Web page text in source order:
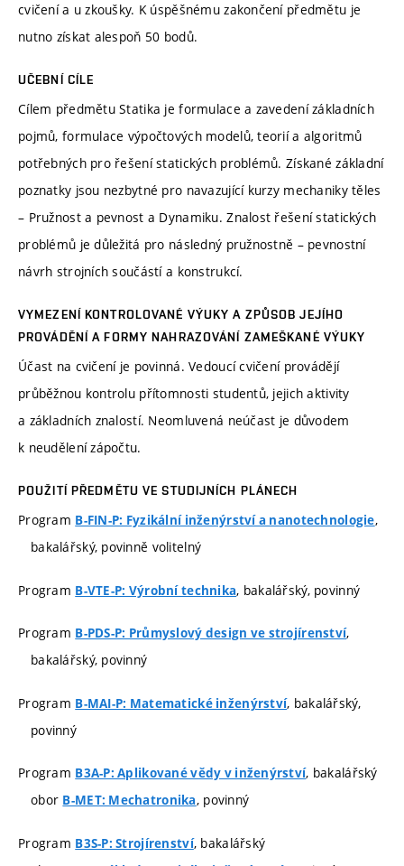
cvičení a u zkoušky. K úspěšnému zakončení předmětu je
nutno získat alespoň 50 bodů.
UČEBNÍ CÍLE
Cílem předmětu Statika je formulace a zavedení základních
pojmů, formulace výpočtových modelů, teorií a algoritmů
potřebných pro řešení statických problémů. Získané základní
poznatky jsou nezbytné pro navazující kurzy mechaniky těles
– Pružnost a pevnost a Dynamiku. Znalost řešení statických
problémů je důležitá pro následný pružnostně – pevnostní
návrh strojních součástí a konstrukcí.
VYMEZENÍ KONTROLOVANÉ VÝUKY A ZPŮSOB JEJÍHO
PROVÁDĚNÍ A FORMY NAHRAZOVÁNÍ ZAMEŠKANÉ VÝUKY
Účast na cvičení je povinná. Vedoucí cvičení provádějí
průběžnou kontrolu přítomnosti studentů, jejich aktivity
a základních znalostí. Neomluvená neúčast je důvodem
k neudělení zápočtu.
POUŽITÍ PŘEDMĚTU VE STUDIJNÍCH PLÁNECH
Program B-FIN-P: Fyzikální inženýrství a nanotechnologie,
bakalářský, povinně volitelný
Program B-VTE-P: Výrobní technika, bakalářský, povinný
Program B-PDS-P: Průmyslový design ve strojírenství,
bakalářský, povinný
Program B-MAI-P: Matematické inženýrství, bakalářský,
povinný
Program B3A-P: Aplikované vědy v inženýrství, bakalářský
obor B-MET: Mechatronika, povinný
Program B3S-P: Strojírenství, bakalářský